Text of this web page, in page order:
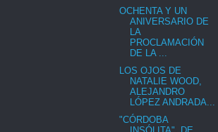
OCHENTA Y UN
ANIVERSARIO DE
LA
PROCLAMACIÓN
DE LA ...
LOS OJOS DE
NATALIE WOOD,
ALEJANDRO
LÓPEZ ANDRADA...
"CÓRDOBA